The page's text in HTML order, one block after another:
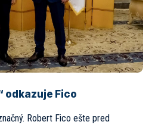
odkazuje Fico
Robert Fico ešte pred